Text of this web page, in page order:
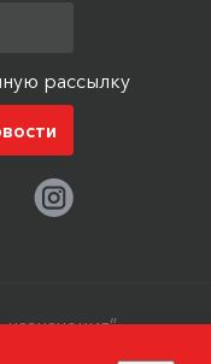
рассылку